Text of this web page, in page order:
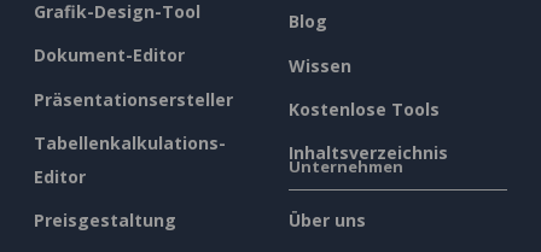
Grafik-Design-Tool
Dokument-Editor
Präsentationsersteller
Tabellenkalkulations-
Editor
Preisgestaltung
Blog
Wissen
Kostenlose Tools
Inhaltsverzeichnis
Unternehmen
Über uns